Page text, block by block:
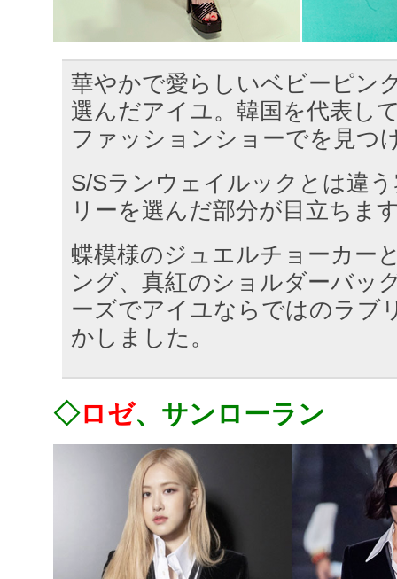
華やかで愛らしいベビーピン
選んだアイユ。韓国を代表し
ファッションショーでを見つ
S/Sランウェイルックとは違
リーを選んだ部分が目立ちま
蝶模様のジュエルチョーカー
ング、真紅のショルダーバッ
ーズでアイユならではのラブ
かしました。
◇ロゼ、サンローラン